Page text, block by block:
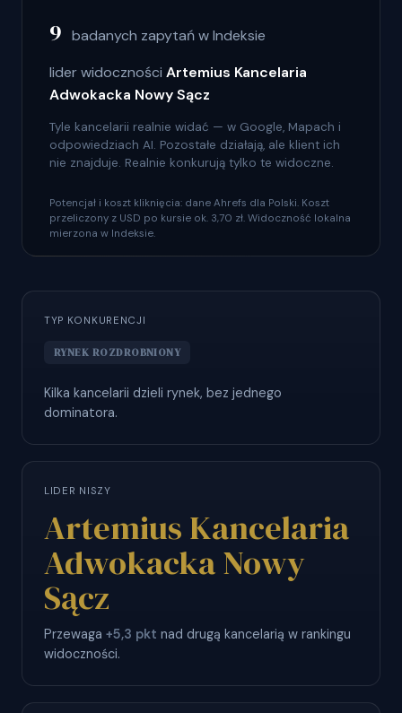
9 badanych zapytań w Indeksie
lider widoczności Artemius Kancelaria
Adwokacka Nowy Sącz
Tyle kancelarii realnie widać — w Google, Mapach i
odpowiedziach AI. Pozostałe działają, ale klient ich
nie znajduje. Realnie konkurują tylko te widoczne.
Potencjał i koszt kliknięcia: dane Ahrefs dla Polski. Koszt
przeliczony z USD po kursie ok. 3,70 zł. Widoczność lokalna
mierzona w Indeksie.
TYP KONKURENCJI
RYNEK ROZDROBNIONY
Kilka kancelarii dzieli rynek, bez jednego
dominatora.
LIDER NISZY
Artemius Kancelaria
Adwokacka Nowy
Sącz
Przewaga +5,3 pkt nad drugą kancelarią w rankingu
widoczności.